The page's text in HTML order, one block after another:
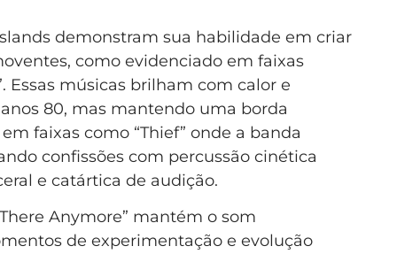
demonstram sua habilidade em criar
como evidenciado em faixas
Essas músicas brilham com calor e
80, mas mantendo uma borda
faixas como “Thief” onde a banda
confissões com percussão cinética
e catártica de audição.
Anymore” mantém o som
de experimentação e evolução